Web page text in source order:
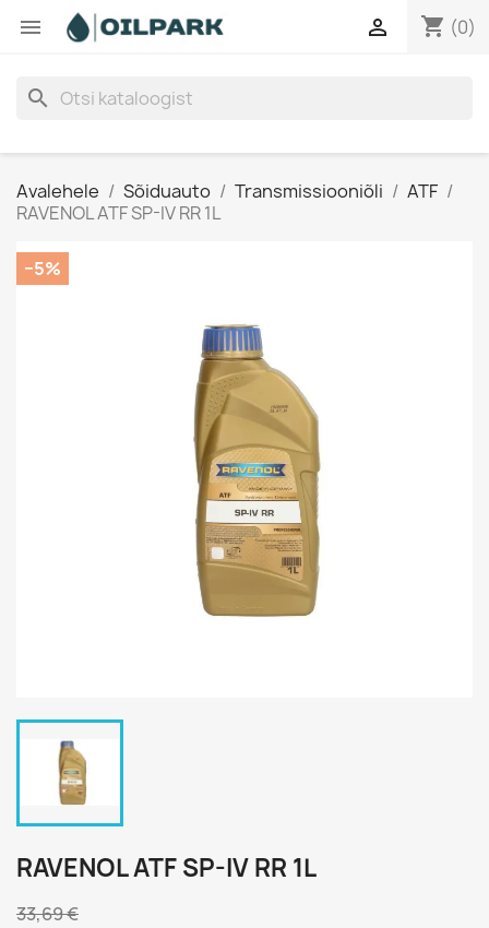
 shopping_cart (0)

search
Avalehele Sõiduauto Transmissiooniõli
ATF
RAVENOL ATF SP-IV RR 1L
−5%
RAVENOL ATF SP-IV RR 1L
33,69 €